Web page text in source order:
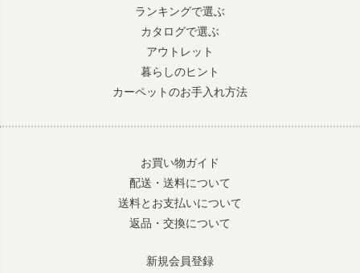
ランキングで選ぶ
カタログで選ぶ
アウトレット
暮らしのヒント
カーペットのお手入れ方法
お買い物ガイド
配送・送料について
送料とお支払いについて
返品・交換について
新規会員登録